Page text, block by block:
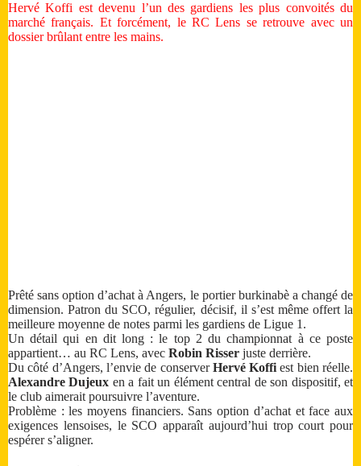
Hervé Koffi est devenu l’un des gardiens les plus convoités du
marché français. Et forcément, le RC Lens se retrouve avec un
dossier brûlant entre les mains.
Prêté sans option d’achat à Angers, le portier burkinabè a changé de
dimension. Patron du SCO, régulier, décisif, il s’est même offert la
meilleure moyenne de notes parmi les gardiens de Ligue 1.
Un détail qui en dit long : le top 2 du championnat à ce poste
appartient… au RC Lens, avec Robin Risser juste derrière.
Du côté d’Angers, l’envie de conserverHervé Koffi est bien réelle.
Alexandre Dujeux en a fait un élément central de son dispositif, et
le club aimerait poursuivre l’aventure.
Problème : les moyens financiers. Sans option d’achat et face aux
exigences lensoises, le SCO apparaît aujourd’hui trop court pour
espérer s’aligner.